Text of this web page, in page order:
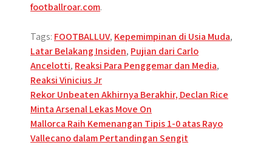
footballroar.com.
Tags: FOOTBALLUV, Kepemimpinan di Usia Muda,
Latar Belakang Insiden, Pujian dari Carlo
Ancelotti, Reaksi Para Penggemar dan Media,
Reaksi Vinicius Jr
Post
navigation
Rekor Unbeaten Akhirnya Berakhir, Declan Rice
Minta Arsenal Lekas Move On
​Mallorca Raih Kemenangan Tipis 1-0 atas Rayo
Vallecano dalam Pertandingan Sengit​